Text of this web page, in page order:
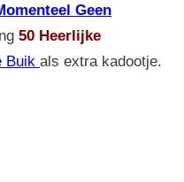
Geen
50 Heerlijke
Buik als extra kadootje.